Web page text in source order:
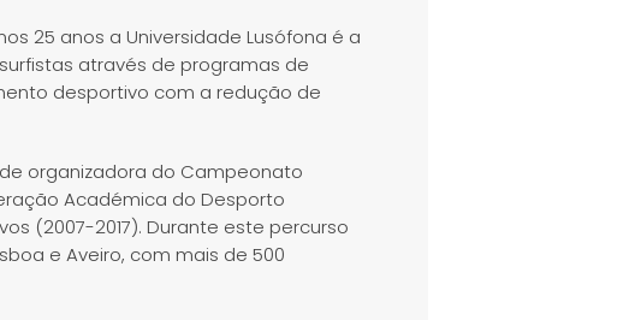
25 anos a Universidade Lusófona é a
através de programas de
desportivo com a redução de
organizadora do Campeonato
Académica do Desporto
(2007-2017). Durante este percurso
e Aveiro, com mais de 500